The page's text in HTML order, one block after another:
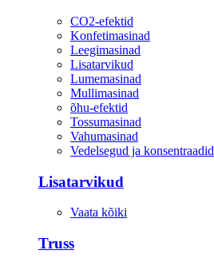
CO2-efektid
Konfetimasinad
Leegimasinad
Lisatarvikud
Lumemasinad
Mullimasinad
õhu-efektid
Tossumasinad
Vahumasinad
Vedelsegud ja konsentraadid
Lisatarvikud
Vaata kõiki
Truss